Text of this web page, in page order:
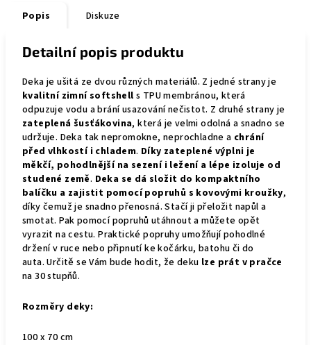
Popis Diskuze
Detailní popis produktu
Deka je ušitá ze dvou různých materiálů. Z jedné strany je
kvalitní zimní softshell s TPU membránou, která
odpuzuje vodu a brání usazování nečistot. Z druhé strany je
zateplená šusťákovina, která je velmi odolná a snadno se
udržuje. Deka tak nepromokne, neprochladne a chrání
před vlhkostí i chladem. Díky zateplené výplni je
měkčí, pohodlnější na sezení i ležení a lépe izoluje od
studené země. Deka se dá složit do kompaktního
balíčku a zajistit pomocí popruhů s kovovými kroužky,
díky čemuž je snadno přenosná. Stačí ji přeložit napůl a
smotat. Pak pomocí popruhů utáhnout a můžete opět
vyrazit na cestu. Praktické popruhy umožňují pohodlné
držení v ruce nebo připnutí ke kočárku, batohu či do
auta.Určitě se Vám bude hodit, že deku lze prát v pračce
na 30 stupňů.
Rozměry deky:
100 x 70 cm